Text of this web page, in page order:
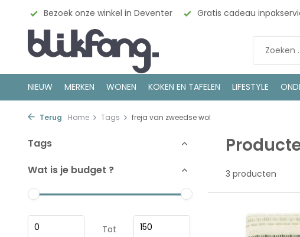
Bezoek onze winkel in Deventer Gratis cadeau
NIEUW MERKEN WONEN KOKEN EN TAFELEN LIFESTYLE
Terug Home Tags freja van zweedse wol
Tags
Wat is je budget ?
Tot
3 producten